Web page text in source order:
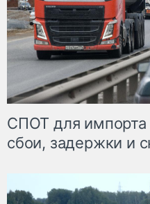
СПОТ для
сбои, задержки и